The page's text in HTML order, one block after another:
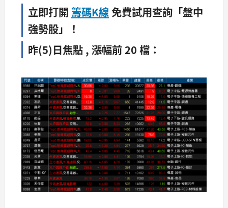
立即打開 籌碼K線免費試用查詢「盤中
強勢股」！
昨(5)日焦點 , 漲幅前 20 檔：